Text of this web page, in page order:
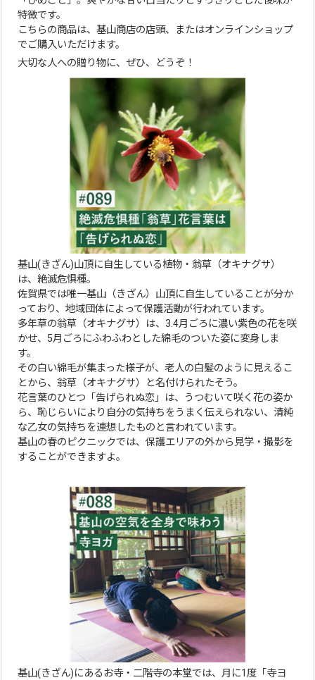
特徴です。
こちらの商品は、基山商店の店頭、またはオンラインショップ
でご購入いただけます。
大切な人への贈り物に、ぜひ、どうぞ！
基山(きざん)山頂に自生している植物・翁草（オキナグサ）
は、絶滅危惧種。
佐賀県では唯一基山（きざん）山頂に自生していることが分か
っており、地域団体によって保護活動が行われています。
多年草の翁草（オキナグサ）は、3.4月ごろに濃い紫色の花を咲
かせ、5月ごろにふわふわとした綿毛のついた姿に変身しま
す。
その白い綿毛が集まった様子が、老人の白髪のように見えるこ
とから、翁草（オキナグサ）と名付けられたそう。
花言葉のひとつ「告げられぬ恋」は、うつむいて咲く花の姿か
ら、恥じらいにより自分の気持ちをうまく伝えられない、清純
な乙女の気持ちを連想したものと言われています。
基山の春のピクニックでは、保護エリアの外から見学・撮影を
することができますよ。
基山(きざん)にあるお寺・二階寺の本堂では、月に1度「寺ヨ